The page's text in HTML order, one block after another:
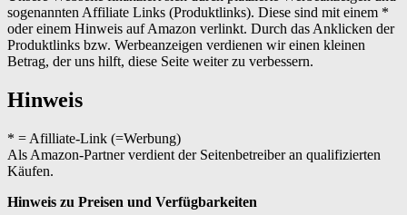
sogenannten Affiliate Links (Produktlinks). Diese sind mit einem *
oder einem Hinweis auf Amazon verlinkt. Durch das Anklicken der
Produktlinks bzw. Werbeanzeigen verdienen wir einen kleinen
Betrag, der uns hilft, diese Seite weiter zu verbessern.
Hinweis
* = Afilliate-Link (=Werbung)
Als Amazon-Partner verdient der Seitenbetreiber an qualifizierten
Käufen.
Hinweis zu Preisen und Verfügbarkeiten